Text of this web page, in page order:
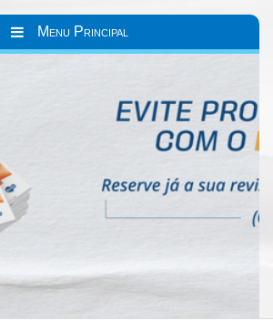
Menu Principal